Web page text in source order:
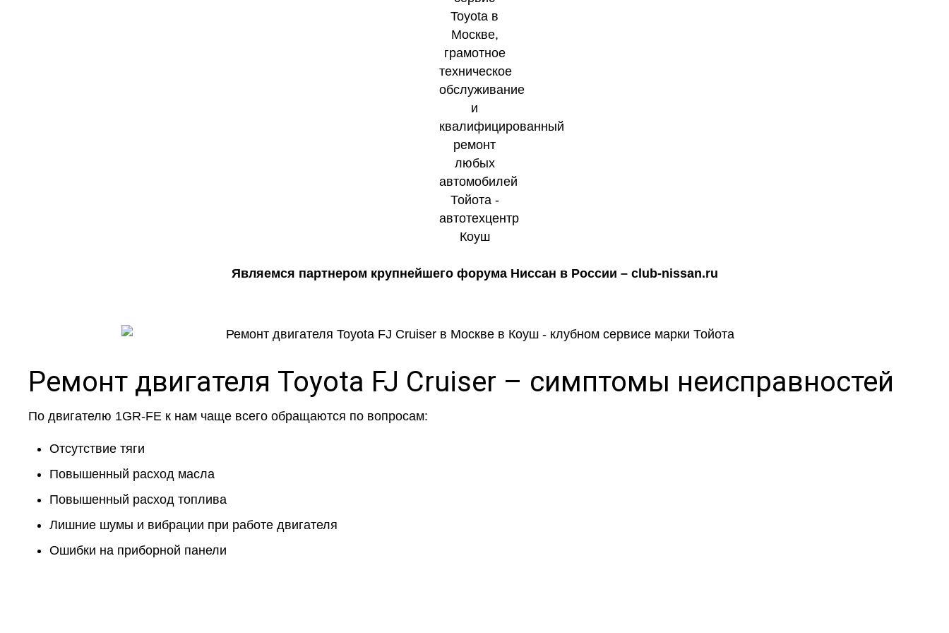
Являемся партнером крупнейшего форума Ниссан в России – club-nissan.ru
Ремонт двигателя Toyota FJ Cruiser – симптомы неисправностей
По двигателю 1GR-FE к нам чаще всего обращаются по вопросам:
Отсутствие тяги
Повышенный расход масла
Повышенный расход топлива
Лишние шумы и вибрации при работе двигателя
Ошибки на приборной панели